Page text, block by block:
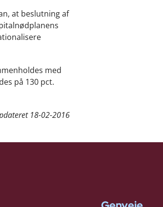
at beslutning af
med
på 130 pct.
18-02-2016